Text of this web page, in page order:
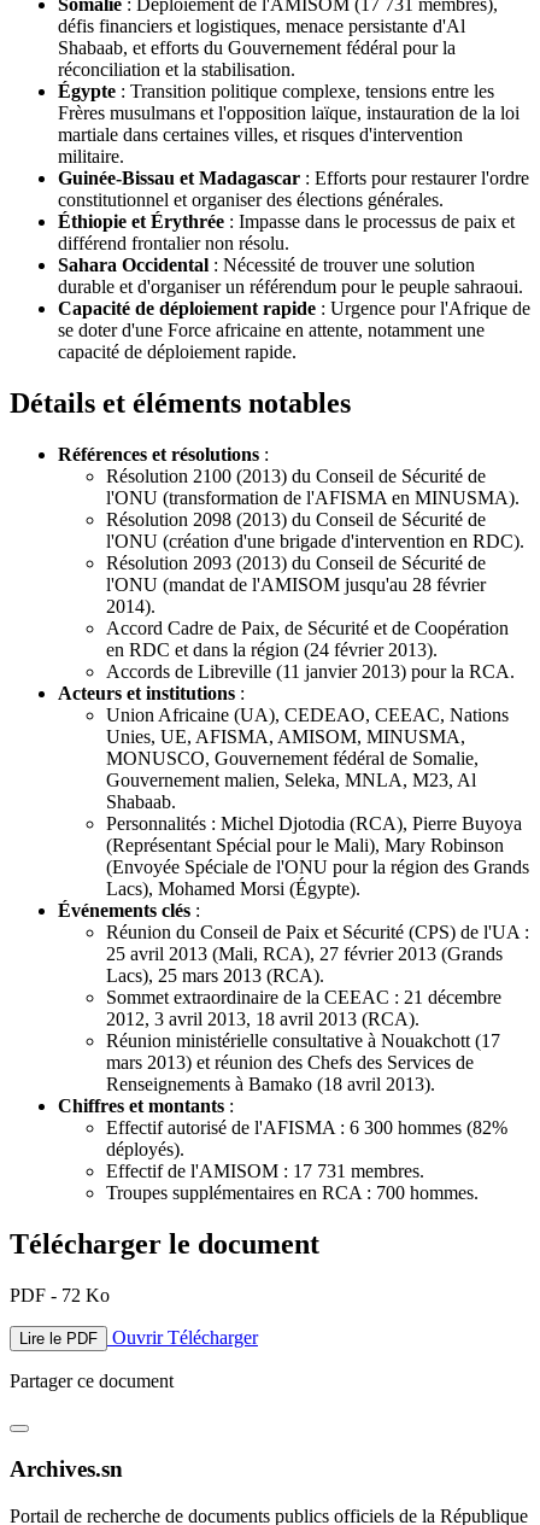
Somalie : Déploiement de l'AMISOM (17 731 membres),
défis financiers et logistiques, menace persistante d'Al
Shabaab, et efforts du Gouvernement fédéral pour la
réconciliation et la stabilisation.
Égypte : Transition politique complexe, tensions entre les
Frères musulmans et l'opposition laïque, instauration de la loi
martiale dans certaines villes, et risques d'intervention
militaire.
Guinée-Bissau et Madagascar : Efforts pour restaurer l'ordre
constitutionnel et organiser des élections générales.
Éthiopie et Érythrée : Impasse dans le processus de paix et
différend frontalier non résolu.
Sahara Occidental : Nécessité de trouver une solution
durable et d'organiser un référendum pour le peuple sahraoui.
Capacité de déploiement rapide : Urgence pour l'Afrique de
se doter d'une Force africaine en attente, notamment une
capacité de déploiement rapide.
Détails et éléments notables
Références et résolutions :
Résolution 2100 (2013) du Conseil de Sécurité de
l'ONU (transformation de l'AFISMA en MINUSMA).
Résolution 2098 (2013) du Conseil de Sécurité de
l'ONU (création d'une brigade d'intervention en RDC).
Résolution 2093 (2013) du Conseil de Sécurité de
l'ONU (mandat de l'AMISOM jusqu'au 28 février
2014).
Accord Cadre de Paix, de Sécurité et de Coopération
en RDC et dans la région (24 février 2013).
Accords de Libreville (11 janvier 2013) pour la RCA.
Acteurs et institutions :
Union Africaine (UA), CEDEAO, CEEAC, Nations
Unies, UE, AFISMA, AMISOM, MINUSMA,
MONUSCO, Gouvernement fédéral de Somalie,
Gouvernement malien, Seleka, MNLA, M23, Al
Shabaab.
Personnalités : Michel Djotodia (RCA), Pierre Buyoya
(Représentant Spécial pour le Mali), Mary Robinson
(Envoyée Spéciale de l'ONU pour la région des Grands
Lacs), Mohamed Morsi (Égypte).
Événements clés :
Réunion du Conseil de Paix et Sécurité (CPS) de l'UA :
25 avril 2013 (Mali, RCA), 27 février 2013 (Grands
Lacs), 25 mars 2013 (RCA).
Sommet extraordinaire de la CEEAC : 21 décembre
2012, 3 avril 2013, 18 avril 2013 (RCA).
Réunion ministérielle consultative à Nouakchott (17
mars 2013) et réunion des Chefs des Services de
Renseignements à Bamako (18 avril 2013).
Chiffres et montants :
Effectif autorisé de l'AFISMA : 6 300 hommes (82%
déployés).
Effectif de l'AMISOM : 17 731 membres.
Troupes supplémentaires en RCA : 700 hommes.
Télécharger le document
PDF - 72 Ko
Lire le PDF OuvrirTélécharger
Partager ce document
Archives.sn
Portail de recherche de documents publics officiels de la République